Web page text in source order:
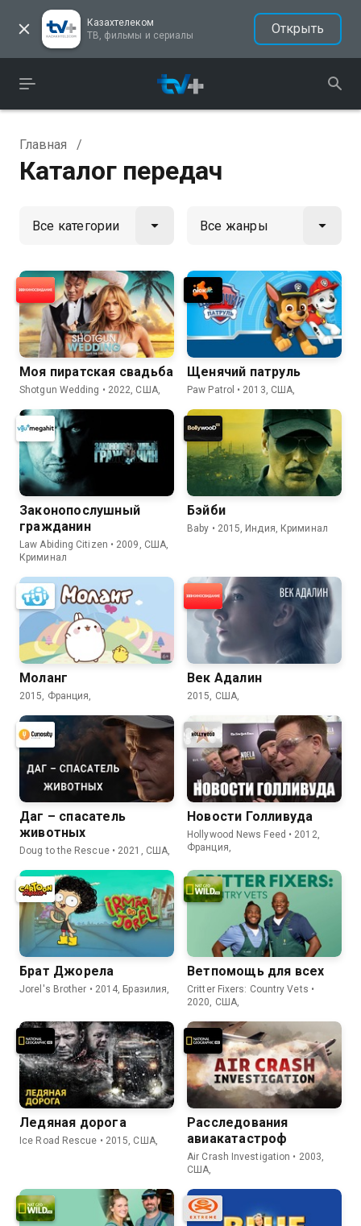
Казахтелеком
ТВ, фильмы и сериалы
Открыть
Главная /
Каталог передач
Моя пиратская свадьба
Shotgun Wedding • 2022, США,
Щенячий патруль
Paw Patrol • 2013, США,
Законопослушный
гражданин
Law Abiding Citizen • 2009, США,
Криминал
Бэйби
Baby • 2015, Индия, Криминал
Моланг
2015, Франция,
Век Адалин
2015, США,
Даг – спасатель
животных
Doug to the Rescue • 2021, США,
Новости Голливуда
Hollywood News Feed • 2012,
Франция,
Брат Джорела
Jorel's Brother • 2014, Бразилия,
Ветпомощь для всех
Critter Fixers: Country Vets •
2020, США,
Ледяная дорога
Ice Road Rescue • 2015, США,
Расследования
авиакатастроф
Air Crash Investigation • 2003,
США,